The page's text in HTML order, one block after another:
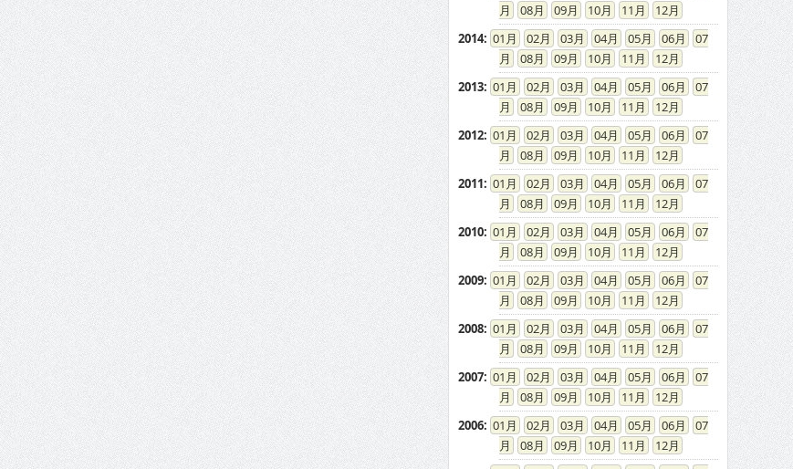
08
09 10 11
12
2014: 01 02 03 04 05 06
07
08
09 10 11
12
2013: 01 02 03 04 05 06
07
08
09 10 11
12
2012: 01 02 03 04 05 06
07
08
09 10 11
12
2011: 01 02 03 04 05 06
07
08
09 10 11
12
2010: 01 02 03 04 05 06
07
08
09 10 11
12
2009: 01 02 03 04 05 06
07
08
09 10 11
12
2008: 01 02 03 04 05 06
07
08
09 10 11
12
2007: 01 02 03 04 05 06
07
08
09 10 11
12
2006: 01 02 03 04 05 06
07
08
09 10 11
12